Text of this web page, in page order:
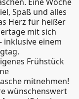
Spaß und alles
Herz für heißer
mit sich
inklusive einem
Frühstück
mitnehmen!
wünschenswert